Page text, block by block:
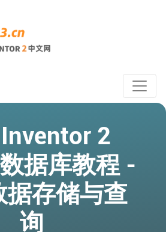
2
据库教程 -
据存储与查
询